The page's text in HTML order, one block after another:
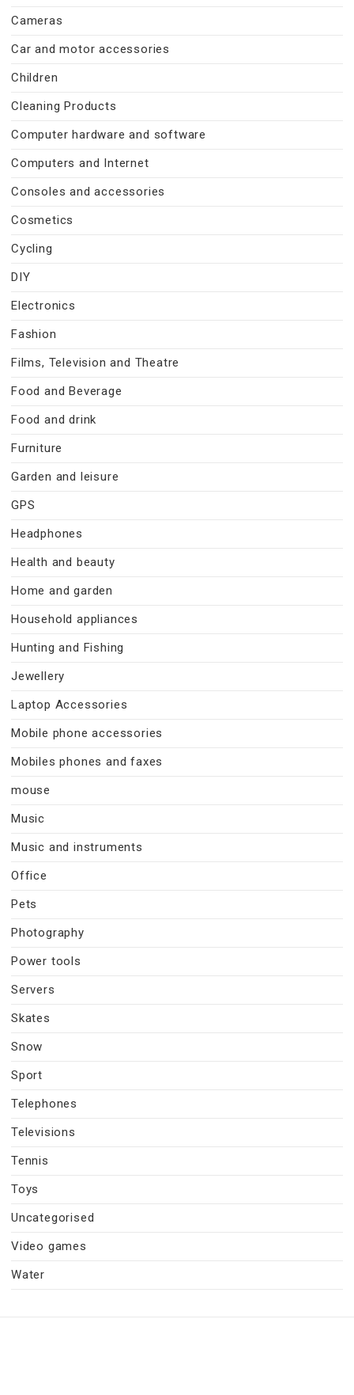
Cameras
Car and motor accessories
Children
Cleaning Products
Computer hardware and software
Computers and Internet
Consoles and accessories
Cosmetics
Cycling
DIY
Electronics
Fashion
Films, Television and Theatre
Food and Beverage
Food and drink
Furniture
Garden and leisure
GPS
Headphones
Health and beauty
Home and garden
Household appliances
Hunting and Fishing
Jewellery
Laptop Accessories
Mobile phone accessories
Mobiles phones and faxes
mouse
Music
Music and instruments
Office
Pets
Photography
Power tools
Servers
Skates
Snow
Sport
Telephones
Televisions
Tennis
Toys
Uncategorised
Video games
Water